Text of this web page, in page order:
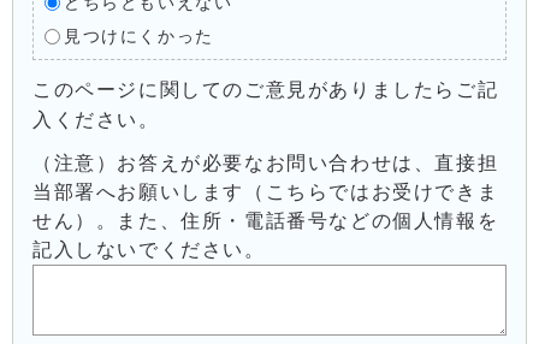
見つけにくかった
このページに関してのご意見がありましたらご記
入ください。
（注意）お答えが必要なお問い合わせは、直接担
当部署へお願いします（こちらではお受けできま
せん）。また、住所・電話番号などの個人情報を
記入しないでください。